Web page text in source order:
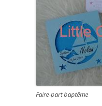
Faire-part baptême